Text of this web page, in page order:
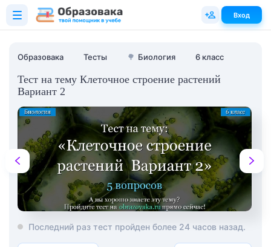
Образовака Тесты 🌳 Биология 6 класс
Тест на тему Клеточное строение растений
Вариант 2
Последний раз тест пройден более 24 часов назад.
Вход